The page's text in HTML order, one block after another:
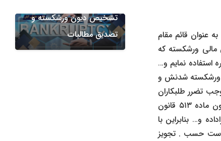
عنوان قائم مقام
و حقوق مالی ورشکسته که
استفاده نمایم و…
ورشکسته شدنش و
تضرر طلبکاران
و… میشود و با توجه به اینکه مالک مال نیز راضی به انتقال مورد اجاره به غیر نیست و چون ماده ۵۱۳ قانون
و… بنابراین با
تقاضای تقدیم این دادخواست حسب . تجویز
تشخیص دیون ورشکسته و
تصدیق مطالبات